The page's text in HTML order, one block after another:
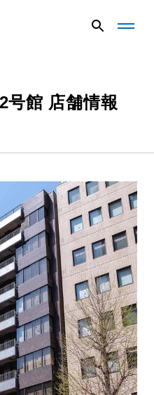
G
l
v
ニ
ュ
ー
を
開
く
G
l
v
ニ
ュ
ー
を
閉
じ
る
号館 店舗情報